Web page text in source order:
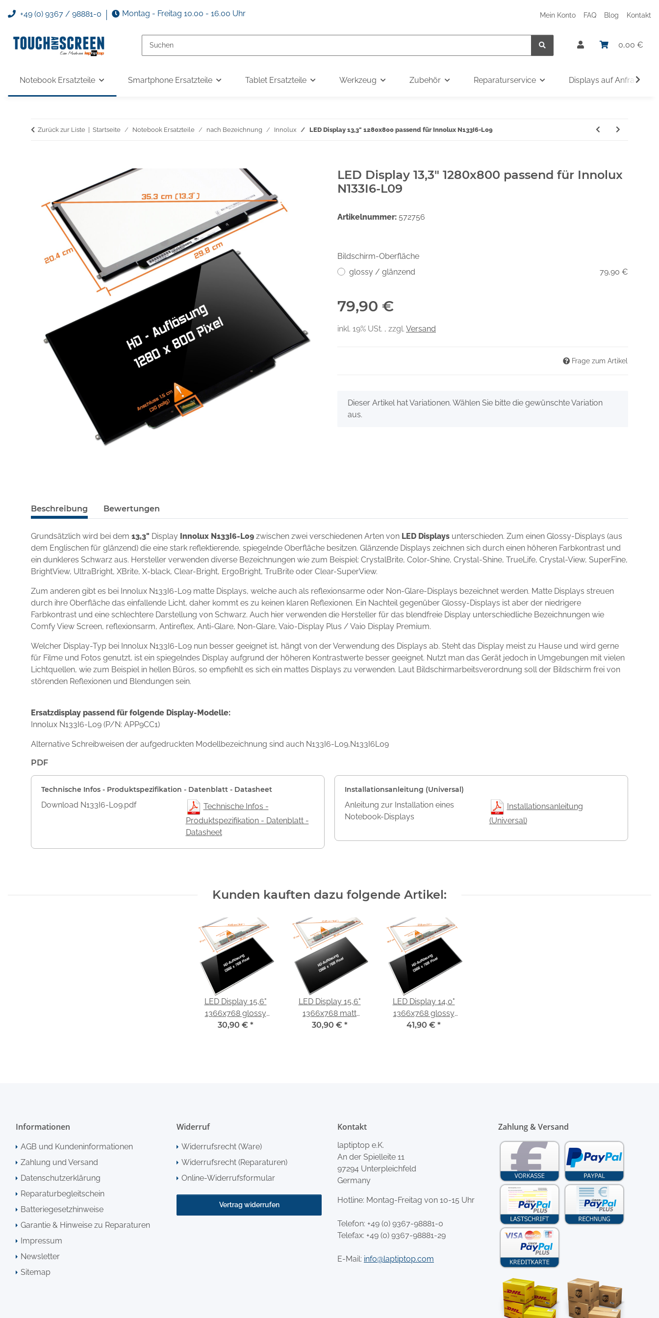
+49 (0) 9367 / 98881-0 Montag - Freitag 10.00 - 16.00 Uhr Mein Konto FAQ Blog Kontakt
0,00 €
Notebook Ersatzteile Smartphone Ersatzteile Tablet Ersatzteile Werkzeug Zubehör Reparaturservice Displays auf Anfrage
Zurück zur Liste Startseite Notebook Ersatzteile nach Bezeichnung Innolux LED Display 13,3" 1280x800 passend für Innolux N133I6-L09
LED Display 13,3" 1280x800 passend für Innolux
N133I6-L09
Artikelnummer: 572756
Bildschirm-Oberfläche
glossy / glänzend
79,90 €
79,90 €
inkl. 19% USt. , zzgl. Versand
Frage zum Artikel
xDieser Artikel hat Variationen. Wählen Sie bitte die gewünschte Variation
aus.
Beschreibung Bewertungen
Grundsätzlich wird bei dem 13,3" Display Innolux N133I6-L09 zwischen zwei verschiedenen Arten von LED Displays unterschieden. Zum einen Glossy-Displays (aus
dem Englischen für glänzend) die eine stark reflektierende, spiegelnde Oberfläche besitzen. Glänzende Displays zeichnen sich durch einen höheren Farbkontrast und
ein dunkleres Schwarz aus. Hersteller verwenden diverse Bezeichnungen wie zum Beispiel: CrystalBrite, Color-Shine, Crystal-Shine, TrueLife, Crystal-View, SuperFine,
BrightView, UltraBright, XBrite, X-black, Clear-Bright, ErgoBright, TruBrite oder Clear-SuperView.
Zum anderen gibt es bei Innolux N133I6-L09 matte Displays, welche auch als reflexionsarme oder Non-Glare-Displays bezeichnet werden. Matte Displays streuen
durch ihre Oberfläche das einfallende Licht, daher kommt es zu keinen klaren Reflexionen. Ein Nachteil gegenüber Glossy-Displays ist aber der niedrigere
Farbkontrast und eine schlechtere Darstellung von Schwarz. Auch hier verwenden die Hersteller für das blendfreie Display unterschiedliche Bezeichnungen wie
Comfy View Screen, reflexionsarm, Antireflex, Anti-Glare, Non-Glare, Vaio-Display Plus / Vaio Display Premium.
Welcher Display-Typ bei Innolux N133I6-L09 nun besser geeignet ist, hängt von der Verwendung des Displays ab. Steht das Display meist zu Hause und wird gerne
für Filme und Fotos genutzt, ist ein spiegelndes Display aufgrund der höheren Kontrastwerte besser geeignet. Nutzt man das Gerät jedoch in Umgebungen mit vielen
Lichtquellen, wie zum Beispiel in hellen Büros, so empfiehlt es sich ein mattes Displays zu verwenden. Laut Bildschirmarbeitsverordnung soll der Bildschirm frei von
störenden Reflexionen und Blendungen sein.
Ersatzdisplay passend für folgende Display-Modelle:
Innolux N133I6-L09 (P/N: APP9CC1)
Alternative Schreibweisen der aufgedruckten Modellbezeichnung sind auch N133I6-L09,N133I6L09
PDF
Technische Infos - Produktspezifikation - Datenblatt - Datasheet
Download N133I6-L09.pdf
Technische Infos -
Produktspezifikation - Datenblatt -
Datasheet
Installationsanleitung (Universal)
Anleitung zur Installation eines
Notebook-Displays
Installationsanleitung
(Universal)
Kunden kauften dazu folgende Artikel:
LED Display 15,6"
1366x768 glossy
passend für Innolux
30,90 € *
LED Display 15,6"
1366x768 matt
passend für Innolux
30,90 € *
LED Display 14,0"
1366x768 glossy
passend für Innolux
41,90 € *
Informationen
AGB und Kundeninformationen
Zahlung und Versand
Datenschutzerklärung
Reparaturbegleitschein
Batteriegesetzhinweise
Garantie & Hinweise zu Reparaturen
Impressum
Newsletter
Sitemap
Widerruf
Widerrufsrecht (Ware)
Widerrufsrecht (Reparaturen)
Online-Widerrufsformular
Vertrag widerrufen
Kontakt
laptiptop e.K.
An der Spielleite 11
97294 Unterpleichfeld
Germany
Hotline: Montag-Freitag von 10-15 Uhr
Telefon: +49 (0) 9367-98881-0
Telefax: +49 (0) 9367-98881-29
E-Mail: info@laptiptop.com
Zahlung & Versand